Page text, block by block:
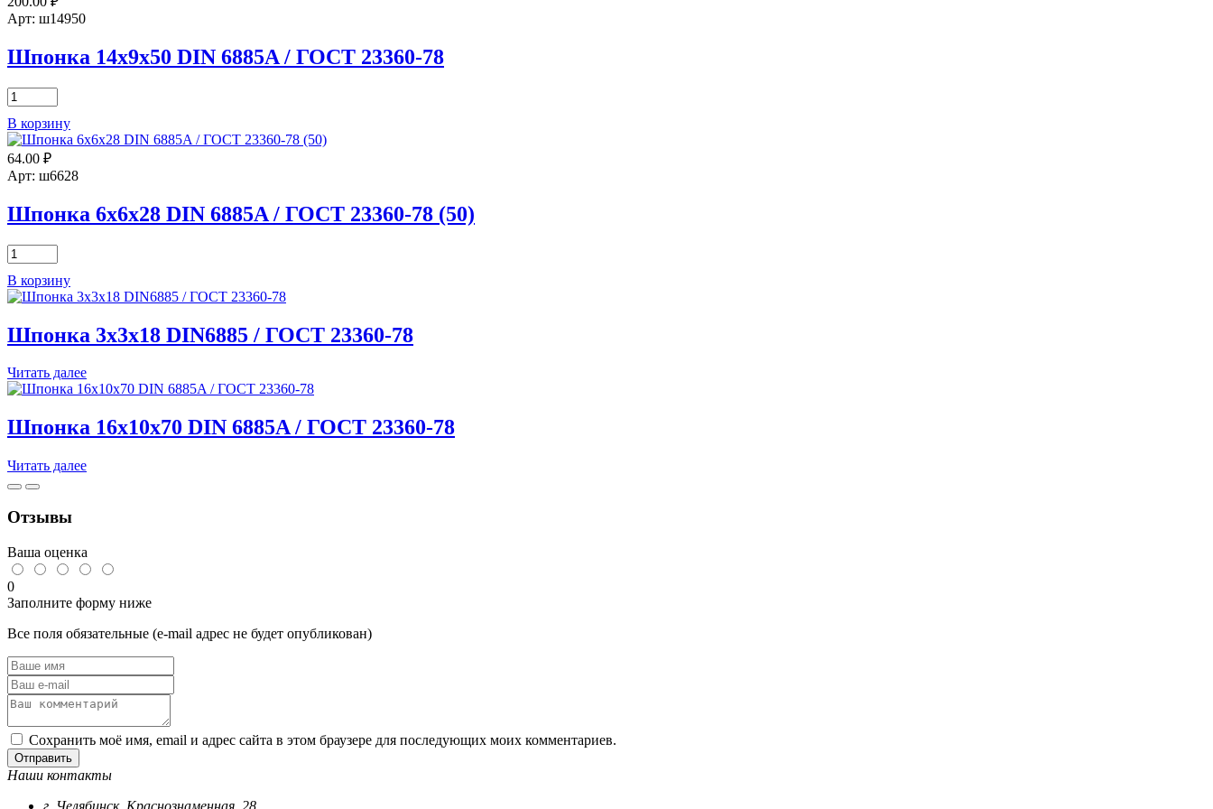
Арт: ш14950
Шпонка 14х9х50 DIN 6885A / ГОСТ 23360-78
Количество
товара
Шпонка
14х9х50
DIN
6885A
ГОСТ
23360-
В корзину
64.00 ₽
Арт: ш6628
Шпонка 6х6х28 DIN 6885A / ГОСТ 23360-78 (50)
Количество
товара
Шпонка
6х6х28
6885A
/
ГОСТ
23360-
78
В корзину
Шпонка 3х3х18 DIN6885 / ГОСТ 23360-78
Читать далее
Шпонка 16х10х70 DIN 6885A / ГОСТ 23360-78
Читать далее
Отзывы
Ваша оценка
0
Заполните форму ниже
Все поля обязательные (e-mail адрес не будет опубликован)
Сохранить моё имя, email и адрес сайта в этом браузере для последующих моих комментариев.
Отправить
Наши контакты
г. Челябинск, Краснознаменная, 28